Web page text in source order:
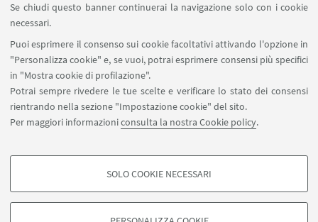
Se chiudi questo banner continuerai la navigazione solo con i cookie
necessari.
Puoi esprimere il consenso sui cookie facoltativi attivando l'opzione in
"Personalizza cookie" e, se vuoi, potrai esprimere consensi più specifici
in "Mostra cookie di profilazione".
Potrai sempre rivedere le tue scelte e verificare lo stato dei consensi
rientrando nella sezione "Impostazione cookie" del sito.
Per maggiori informazioniconsulta la nostra Cookie policy.
COOKIE DI PROFILAZIONE - FACOLTATIVI
SOLO COOKIE NECESSARI
17:00 – 18:00: Pausa caffè e
networking
Seguici su: